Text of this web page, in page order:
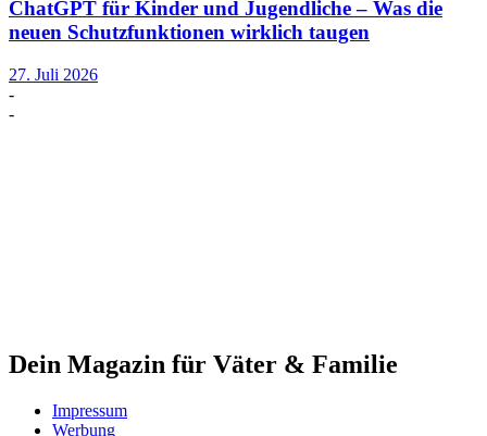
ChatGPT für Kinder und Jugendliche – Was die
neuen Schutzfunktionen wirklich taugen
27. Juli 2026
-
-
Dein Magazin für Väter & Familie
Impressum
Werbung